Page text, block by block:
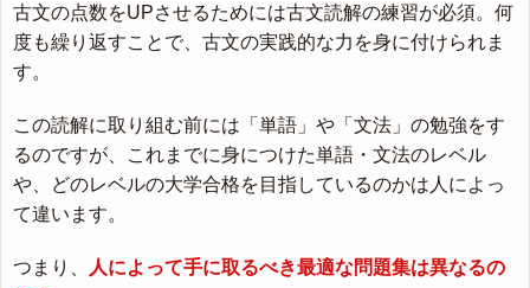
古文の点数をUPさせるためには古文読解の練習が必須。何
度も繰り返すことで、古文の実践的な力を身に付けられま
す。
この読解に取り組む前には「単語」や「文法」の勉強をす
るのですが、これまでに身につけた単語・文法のレベル
や、どのレベルの大学合格を目指しているのかは人によっ
て違います。
つまり、
人によって手に取るべき最適な問題集は異なるの